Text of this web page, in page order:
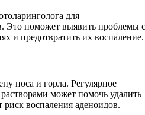
для
Это поможет выявить проблемы с
и предотвратить их воспаление.
носа и горла. Регулярное
может помочь удалить
риск воспаления аденоидов.